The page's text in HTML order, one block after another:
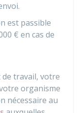
est passible
€ en cas de
travail, votre
organisme
nécessaire au